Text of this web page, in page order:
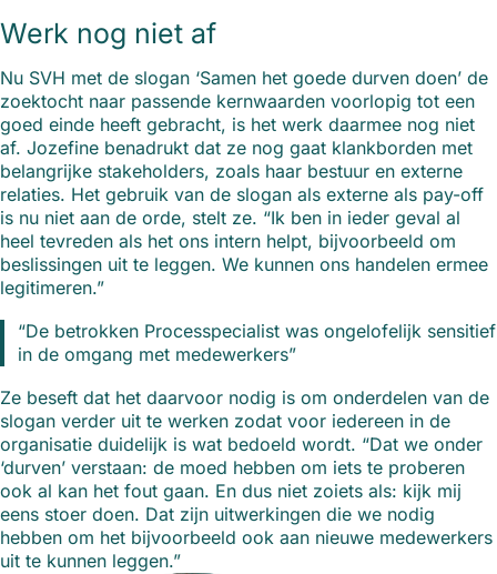
Werk nog niet af
Nu SVH met de slogan ‘Samen het goede durven doen’ de
zoektocht naar passende kernwaarden voorlopig tot een
goed einde heeft gebracht, is het werk daarmee nog niet
af. Jozefine benadrukt dat ze nog gaat klankborden met
belangrijke stakeholders, zoals haar bestuur en externe
relaties. Het gebruik van de slogan als externe als pay-off
is nu niet aan de orde, stelt ze. “Ik ben in ieder geval al
heel tevreden als het ons intern helpt, bijvoorbeeld om
beslissingen uit te leggen. We kunnen ons handelen ermee
legitimeren.”
“De betrokken Processpecialist was ongelofelijk sensitief
in de omgang met medewerkers”
Ze beseft dat het daarvoor nodig is om onderdelen van de
slogan verder uit te werken zodat voor iedereen in de
organisatie duidelijk is wat bedoeld wordt. “Dat we onder
‘durven’ verstaan: de moed hebben om iets te proberen
ook al kan het fout gaan. En dus niet zoiets als: kijk mij
eens stoer doen. Dat zijn uitwerkingen die we nodig
hebben om het bijvoorbeeld ook aan nieuwe medewerkers
uit te kunnen leggen.”